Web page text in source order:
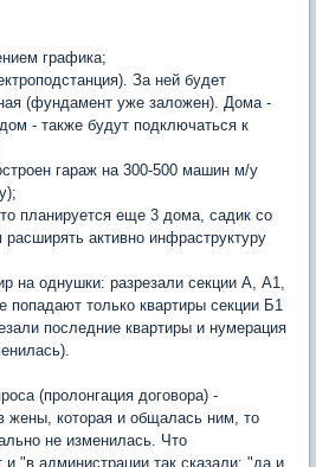
графика;
За ней будет
(фундамент уже заложен). Дома -
- также будут подключаться к
гараж на 300-500 машин м/у
планируется еще 3 дома, садик со
активно инфраструктуру
на однушки: разрезали секции А, А1,
попадают только квартиры секции Б1
последние квартиры и нумерация
(пролонгация договора) -
жены, которая и общалась ним, то
не изменилась. Что
и "в администрации так сказали: "да и